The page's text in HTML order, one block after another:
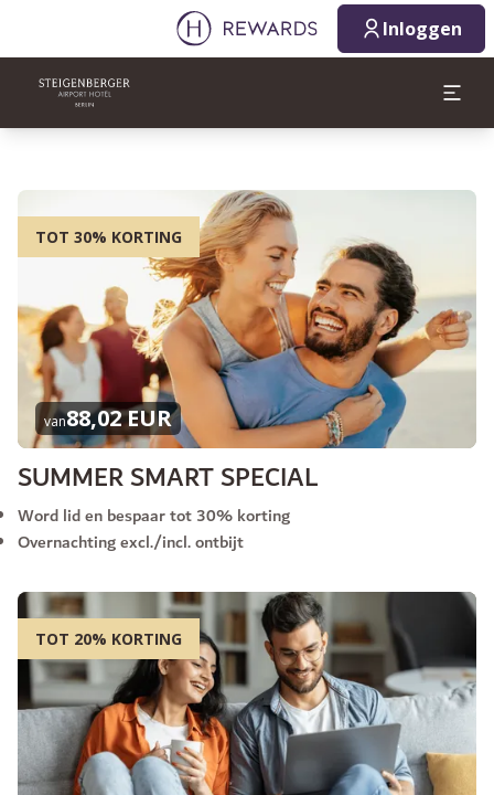
Inloggen
TOT 30% KORTING
van88,02 EUR
SUMMER SMART SPECIAL
Word lid en bespaar tot 30% korting
Overnachting excl./incl. ontbijt
TOT 20% KORTING